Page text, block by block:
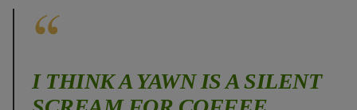
I THINK A YAWN IS A SILENT